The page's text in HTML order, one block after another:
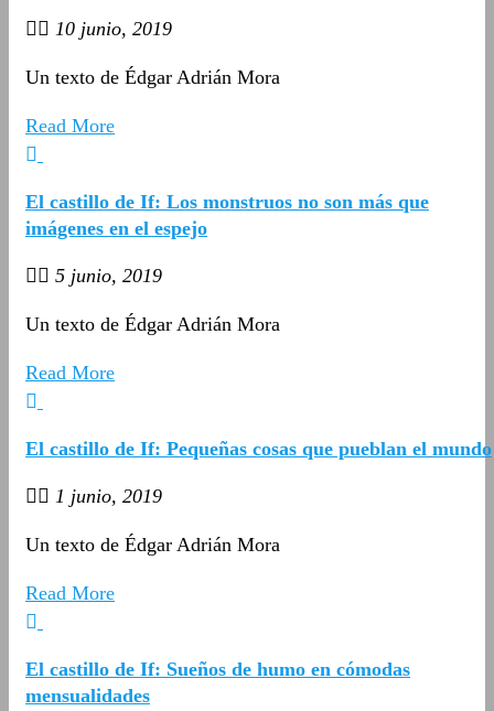
10 junio, 2019
Un texto de Édgar Adrián Mora
Read More
El castillo de If: Los monstruos no son más que
imágenes en el espejo
5 junio, 2019
Un texto de Édgar Adrián Mora
Read More
El castillo de If: Pequeñas cosas que pueblan el mundo
1 junio, 2019
Un texto de Édgar Adrián Mora
Read More
El castillo de If: Sueños de humo en cómodas
mensualidades